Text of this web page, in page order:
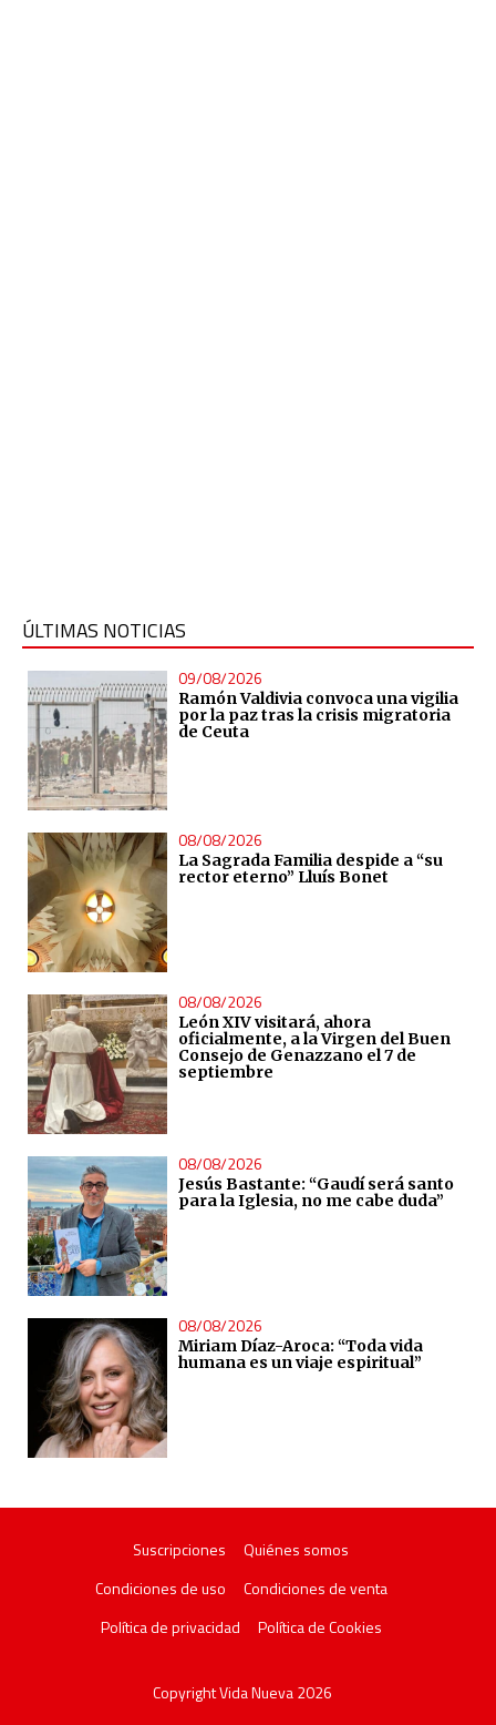
ÚLTIMAS NOTICIAS
09/08/2026
Ramón Valdivia convoca una vigilia
por la paz tras la crisis migratoria
de Ceuta
08/08/2026
La Sagrada Familia despide a “su
rector eterno” Lluís Bonet
08/08/2026
León XIV visitará, ahora
oficialmente, a la Virgen del Buen
Consejo de Genazzano el 7 de
septiembre
08/08/2026
Jesús Bastante: “Gaudí será santo
para la Iglesia, no me cabe duda”
08/08/2026
Miriam Díaz-Aroca: “Toda vida
humana es un viaje espiritual”
Suscripciones
Quiénes somos
Condiciones de uso
Condiciones de venta
Política de privacidad
Política de Cookies
Copyright Vida Nueva 2026